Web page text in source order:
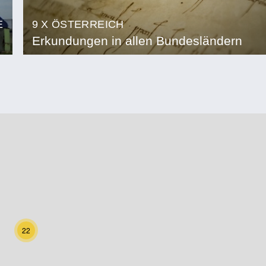
9 X ÖSTERREICH
Erkundungen in allen Bundesländern
22